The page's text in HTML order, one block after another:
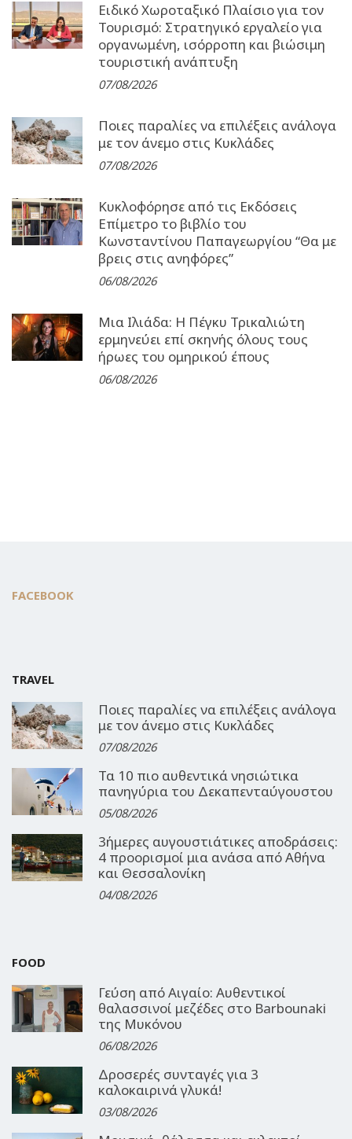
Ειδικό Χωροταξικό Πλαίσιο για τον
Τουρισμό: Στρατηγικό εργαλείο για
οργανωμένη, ισόρροπη και βιώσιμη
τουριστική ανάπτυξη
07/08/2026
Ποιες παραλίες να επιλέξεις ανάλογα
με τον άνεμο στις Κυκλάδες
07/08/2026
Κυκλοφόρησε από τις Εκδόσεις
Επίμετρο το βιβλίο του
Κωνσταντίνου Παπαγεωργίου “Θα με
βρεις στις ανηφόρες”
06/08/2026
Μια Ιλιάδα: H Πέγκυ Τρικαλιώτη
ερμηνεύει επί σκηνής όλους τους
ήρωες του ομηρικού έπους
06/08/2026
FACEBOOK
TRAVEL
Ποιες παραλίες να επιλέξεις ανάλογα
με τον άνεμο στις Κυκλάδες
07/08/2026
Τα 10 πιο αυθεντικά νησιώτικα
πανηγύρια του Δεκαπενταύγουστου
05/08/2026
3ήμερες αυγουστιάτικες αποδράσεις:
4 προορισμοί μια ανάσα από Αθήνα
και Θεσσαλονίκη
04/08/2026
FOOD
Γεύση από Αιγαίο: Αυθεντικοί
θαλασσινοί μεζέδες στο Barbounaki
της Μυκόνου
06/08/2026
Δροσερές συνταγές για 3
καλοκαιρινά γλυκά!
03/08/2026